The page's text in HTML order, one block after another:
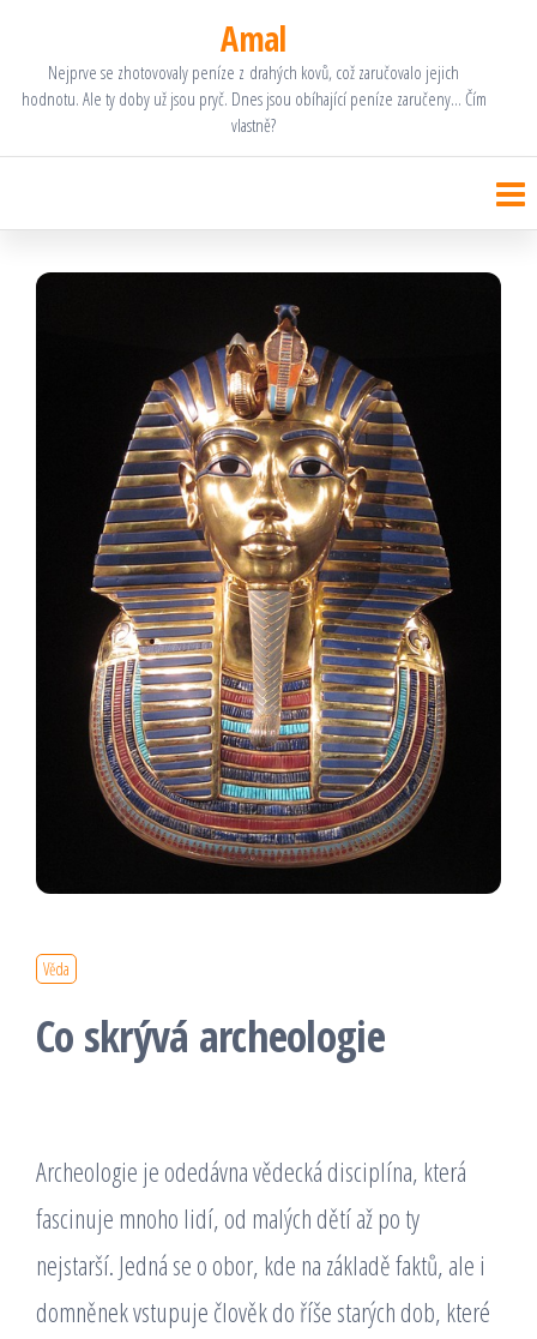
obsah
Amal
Nejprve se zhotovovaly peníze z drahých kovů, což zaručovalo jejich
hodnotu. Ale ty doby už jsou pryč. Dnes jsou obíhající peníze zaručeny… Čím
vlastně?
Věda
Co skrývá archeologie
Archeologie je odedávna vědecká disciplína, která
fascinuje mnoho lidí, od malých dětí až po ty
nejstarší. Jedná se o obor, kde na základě faktů, ale i
domněnek vstupuje člověk do říše starých dob, které